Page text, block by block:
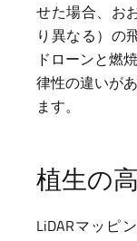
せた場合、お
り異なる）の
ドローンと燃
律性の違いが
ます。
植生の
LiDARマッピ